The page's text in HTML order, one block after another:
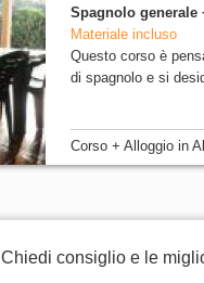
Spagnolo generale
Materiale incluso
Questo corso è
di spagnolo e si
Corso + Alloggioin
Chiedi consiglio e le